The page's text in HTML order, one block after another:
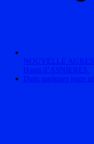
NOUVELLE
Hauts d’ASNIERES.
Dans quelques jours